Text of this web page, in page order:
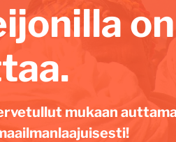
mukaan